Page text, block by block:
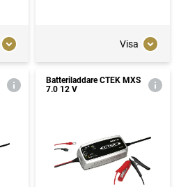
Visa
Batteriladdare CTEK MXS
7.0 12 V